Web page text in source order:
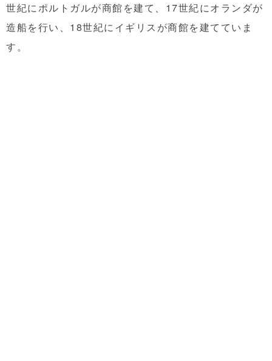
世紀にポルトガルが商館を建て、17世紀にオランダが
造船を行い、18世紀にイギリスが商館を建てていま
す。